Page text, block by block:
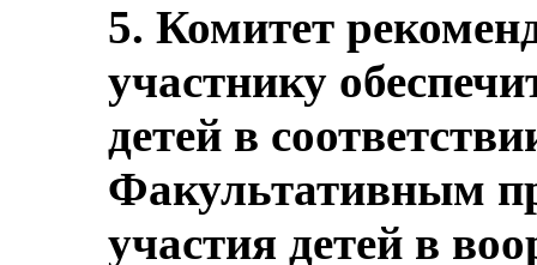
5. Комитет
участнику
детей в
Факультативным
участия детей в